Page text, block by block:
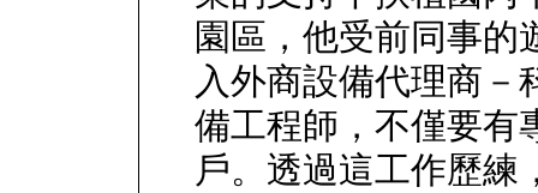
園區，他受前同事的
入外商設備代理商－
備工程師，不僅要有
戶。透過這工作歷練